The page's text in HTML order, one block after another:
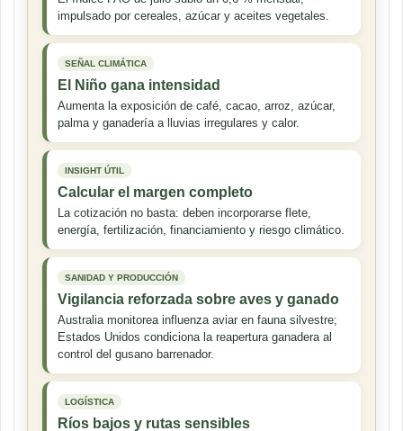
impulsado por cereales, azúcar y aceites vegetales.
SEÑAL CLIMÁTICA
El Niño gana intensidad
Aumenta la exposición de café, cacao, arroz, azúcar,
palma y ganadería a lluvias irregulares y calor.
INSIGHT ÚTIL
Calcular el margen completo
La cotización no basta: deben incorporarse flete,
energía, fertilización, financiamiento y riesgo climático.
SANIDAD Y PRODUCCIÓN
Vigilancia reforzada sobre aves y ganado
Australia monitorea influenza aviar en fauna silvestre;
Estados Unidos condiciona la reapertura ganadera al
control del gusano barrenador.
LOGÍSTICA
Ríos bajos y rutas sensibles